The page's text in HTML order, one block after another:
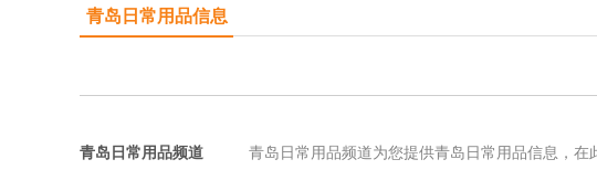
青岛日常用品信息
青岛日常用品频道 青岛日常用品频道为您提供青岛日常用品信息，在